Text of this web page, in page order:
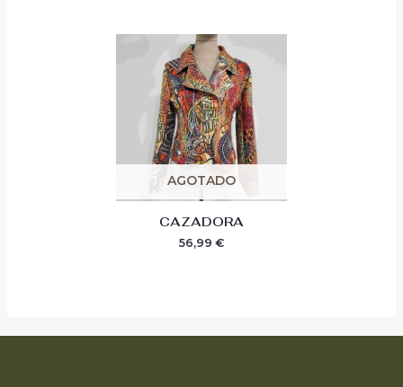
AGOTADO
CAZADORA
56,99 €